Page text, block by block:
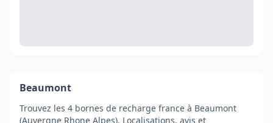
Beaumont
Trouvez les 4 bornes de recharge france à Beaumont
(Auvergne Rhone Alpes). Localisations, avis et